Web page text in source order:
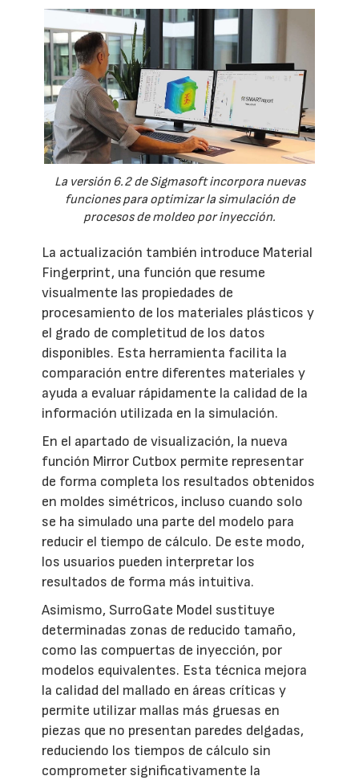
La versión 6.2 de Sigmasoft incorpora nuevas
funciones para optimizar la simulación de
procesos de moldeo por inyección.
La actualización también introduce Material
Fingerprint, una función que resume
visualmente las propiedades de
procesamiento de los materiales plásticos y
el grado de completitud de los datos
disponibles. Esta herramienta facilita la
comparación entre diferentes materiales y
ayuda a evaluar rápidamente la calidad de la
información utilizada en la simulación.
En el apartado de visualización, la nueva
función Mirror Cutbox permite representar
de forma completa los resultados obtenidos
en moldes simétricos, incluso cuando solo
se ha simulado una parte del modelo para
reducir el tiempo de cálculo. De este modo,
los usuarios pueden interpretar los
resultados de forma más intuitiva.
Asimismo, SurroGate Model sustituye
determinadas zonas de reducido tamaño,
como las compuertas de inyección, por
modelos equivalentes. Esta técnica mejora
la calidad del mallado en áreas críticas y
permite utilizar mallas más gruesas en
piezas que no presentan paredes delgadas,
reduciendo los tiempos de cálculo sin
comprometer significativamente la